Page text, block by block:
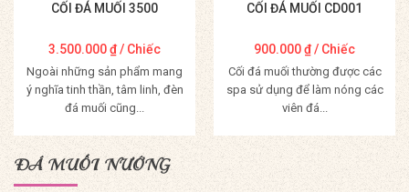
CỐI ĐÁ MUỐI 3500
3.500.000₫/ Chiếc
Ngoài những sản phẩm mang
ý nghĩa tinh thần, tâm linh, đèn
đá muối cũng...
Mua Hàng
CỐI ĐÁ MUỐI CD001
900.000₫/ Chiếc
Cối đá muối thường được các
spa sử dụng để làm nóng các
viên đá...
Mua Hàng
ĐÁ MUỐI NƯỚNG